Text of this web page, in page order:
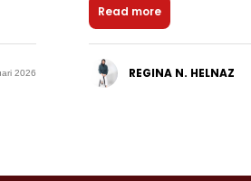
2026
Read more
REGINA N. HELNAZ